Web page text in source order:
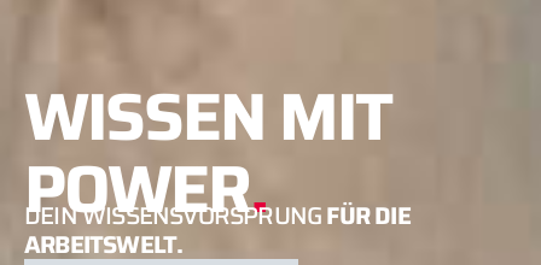
WISSEN MIT
POWER.
DEIN WISSENSVORSPRUNGFÜR DIE
ARBEITSWELT.